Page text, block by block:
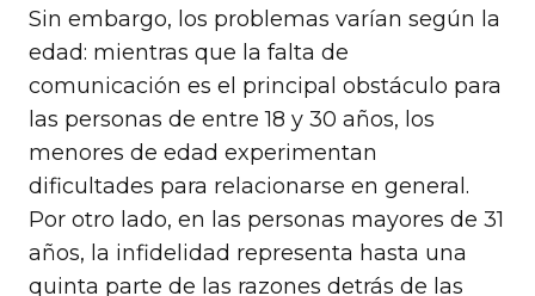
Sin embargo, los problemas varían según la
edad: mientras que la falta de
comunicación es el principal obstáculo para
las personas de entre 18 y 30 años, los
menores de edad experimentan
dificultades para relacionarse en general.
Por otro lado, en las personas mayores de 31
años, la infidelidad representa hasta una
quinta parte de las razones detrás de las